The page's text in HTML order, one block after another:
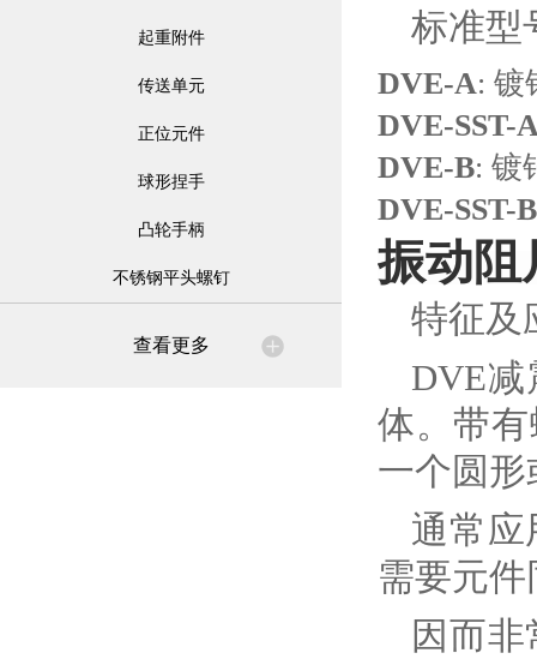
起重附件
传送单元
正位元件
球形捏手
凸轮手柄
不锈钢平头螺钉
查看更多
标准型
DVE-A: 镀
DVE-SST-
DVE-B: 镀
DVE-SST-B
振动阻
特征及
DVE
体。带
一个圆
通常应
需要元
因而